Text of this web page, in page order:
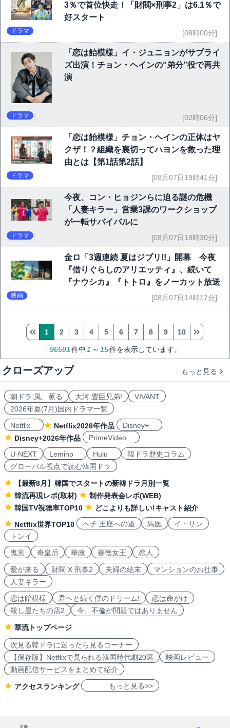
3％で首位快走！「財閥×刑事2」は6.1％で
好スタート
ドラマ [08時00分]
「恋は飴模様」イ・ジュニョンがサプライ
ズ出演！チョン・ヘインの“弟分”役で再共
演
ドラマ [02時06分]
「恋は飴模様」チョン・ヘインの正体はヤ
クザ！？組織を裏切ってハヨンを救った理
由とは【第1話第2話】
ドラマ [08月07日19時41分]
今夜、コン・ヒョジンらに迫る謎の危機
「人妻キラー」営業3課のワークショップ
が一転サバイバルに
ドラマ [08月07日18時30分]
金ロ「3週連続 夏はジブリ!!」開幕 今夜
『借りぐらしのアリエッティ』、続いて
『ナウシカ』『トトロ』をノーカット放送
映画 [08月07日14時17分]
96591 件中 1 ～ 15件を表示しています。
1 2 3 4 5 6 7 8 9 10
クローズアップ もっと見る
朝ドラ:風、薫る 大河:豊臣兄弟!
VIVANT
2026年夏(7月)国内ドラマ一覧
Netflix
Netflix2026年作品
Disney+
Disney+2026年作品
PrimeVideo
U-NEXT
Lemino Hulu
韓ドラ歴史コラム
グローバル視点で読む韓国ドラ
【最新8月】韓国でスタートの新韓ドラ月別一覧
韓流再現レポ(取材)
制作発表会レポ(WEB)
韓国TV視聴率TOP10
どこよりも詳しい!キャスト紹介
Netflix世界TOP10
ヘチ 王座への道 馬医
イ・サン
トンイ
鬼宮
奇皇后 華政 善徳女王 恋人
愛が来る 財閥 X 刑事2 夫婦の結末
マンションのお仕事
人妻キラー
恋は飴模様
君へと続く僕のドリーム!
恋は命がけ
殺し屋たちの店2
今、不倫が問題ではありません
華流トップページ
次見る韓ドラに迷ったら見るコーナー
【保存版】Netflixで見られる韓国時代劇20選
映画レビュー
動画配信サービスをまとめて紹介
アクセスランキング もっと見る>>